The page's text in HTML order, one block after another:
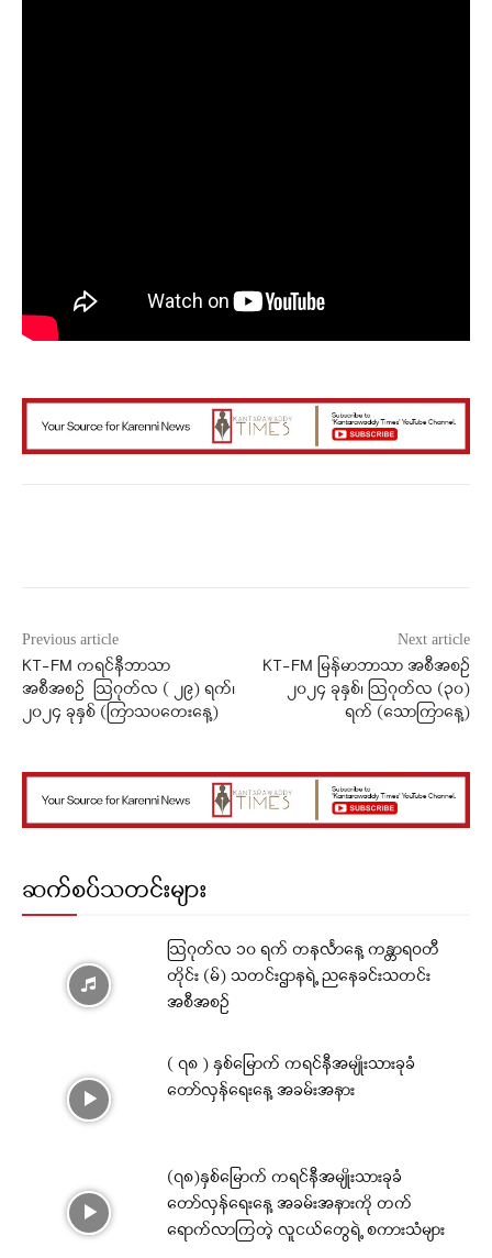
Previous article
KT-FM ကရင်နီဘာသာ
အစီအစဉ် ဩဂုတ်လ ( ၂၉) ရက်၊
၂၀၂၄ ခုနှစ် (ကြာသပတေးနေ့)
Next article
KT-FM မြန်မာဘာသာ အစီအစဉ်
၂၀၂၄ ခုနှစ်၊ ဩဂုတ်လ (၃၀)
ရက် (သောကြာနေ့)
ဆက်စပ်သတင်းများ
ဩဂုတ်လ ၁၀ ရက် တနင်္လာနေ့ ကန္တာရဝတီ
တိုင်း (မ်) သတင်းဌာနရဲ့ ညနေခင်းသတင်း
အစီအစဉ်
( ၇၈ ) နှစ်မြောက် ကရင်နီအမျိုးသားခုခံ
တော်လှန်ရေးနေ့ အခမ်းအနား
(၇၈)နှစ်မြောက် ကရင်နီအမျိုးသားခုခံ
တော်လှန်ရေးနေ့ အခမ်းအနားကို တက်
ရောက်လာကြတဲ့ လူငယ်တွေရဲ့ စကားသံများ